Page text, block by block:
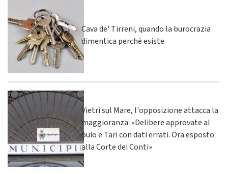
Cava de' Tirreni, quando la burocrazia
dimentica perché esiste
Vietri sul Mare, l'opposizione attacca la
maggioranza: «Delibere approvate al
buio e Tari con dati errati. Ora esposto
alla Corte dei Conti»